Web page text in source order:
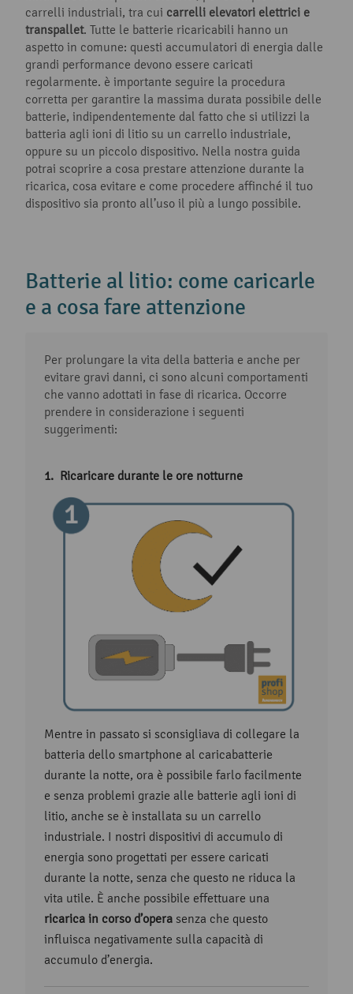
carrelli industriali, tra cui carrelli elevatori elettrici e
transpallet. Tutte le batterie ricaricabili hanno un
aspetto in comune: questi accumulatori di energia dalle
grandi performance devono essere caricati
regolarmente. è importante seguire la procedura
corretta per garantire la massima durata possibile delle
batterie, indipendentemente dal fatto che si utilizzi la
batteria agli ioni di litio su un carrello industriale,
oppure su un piccolo dispositivo. Nella nostra guida
potrai scoprire a cosa prestare attenzione durante la
ricarica, cosa evitare e come procedere affinché il tuo
dispositivo sia pronto all’uso il più a lungo possibile.
Batterie al litio: come caricarle
e a cosa fare attenzione
Per prolungare la vita della batteria e anche per
evitare gravi danni, ci sono alcuni comportamenti
che vanno adottati in fase di ricarica. Occorre
prendere in considerazione i seguenti
suggerimenti:
Ricaricare durante le ore notturne
Mentre in passato si sconsigliava di collegare la
batteria dello smartphone al caricabatterie
durante la notte, ora è possibile farlo facilmente
e senza problemi grazie alle batterie agli ioni di
litio, anche se è installata su un carrello
industriale. I nostri dispositivi di accumulo di
energia sono progettati per essere caricati
durante la notte, senza che questo ne riduca la
vita utile. È anche possibile effettuare una
ricarica in corso d’opera senza che questo
influisca negativamente sulla capacità di
accumulo d’energia.